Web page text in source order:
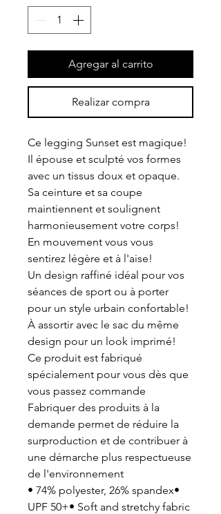
Agregar al carrito
Realizar compra
Ce legging Sunset est magique!
Il épouse et sculpté vos formes
avec un tissus doux et opaque.
Sa ceinture et sa coupe
maintiennent et soulignent
harmonieusement votre corps!
En mouvement vous vous
sentirez légère et à l'aise!
Un design raffiné idéal pour vos
séances de sport ou à porter
pour un style urbain confortable!
À assortir avec le sac du même
design pour un look imprimé!
Ce produit est fabriqué
spécialement pour vous dès que
vous passez commande
Fabriquer des produits à la
demande permet de réduire la
surproduction et de contribuer à
une démarche plus respectueuse
de l'environnement
• 74% polyester, 26% spandex•
UPF 50+• Soft and stretchy fabric